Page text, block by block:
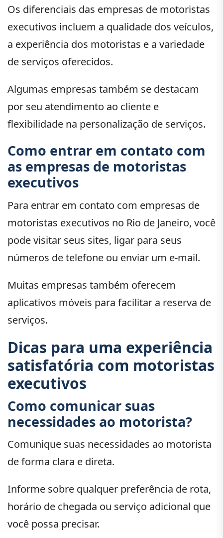
Os diferenciais das empresas de motoristas
executivos incluem a qualidade dos veículos,
a experiência dos motoristas e a variedade
de serviços oferecidos.
Algumas empresas também se destacam
por seu atendimento ao cliente e
flexibilidade na personalização de serviços.
Como entrar em contato com
as empresas de motoristas
executivos
Para entrar em contato com empresas de
motoristas executivos no Rio de Janeiro, você
pode visitar seus sites, ligar para seus
números de telefone ou enviar um e-mail.
Muitas empresas também oferecem
aplicativos móveis para facilitar a reserva de
serviços.
Dicas para uma experiência
satisfatória com motoristas
executivos
Como comunicar suas
necessidades ao motorista?
Comunique suas necessidades ao motorista
de forma clara e direta.
Informe sobre qualquer preferência de rota,
horário de chegada ou serviço adicional que
você possa precisar.